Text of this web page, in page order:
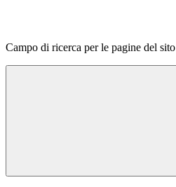
Campo di ricerca per le pagine del sito